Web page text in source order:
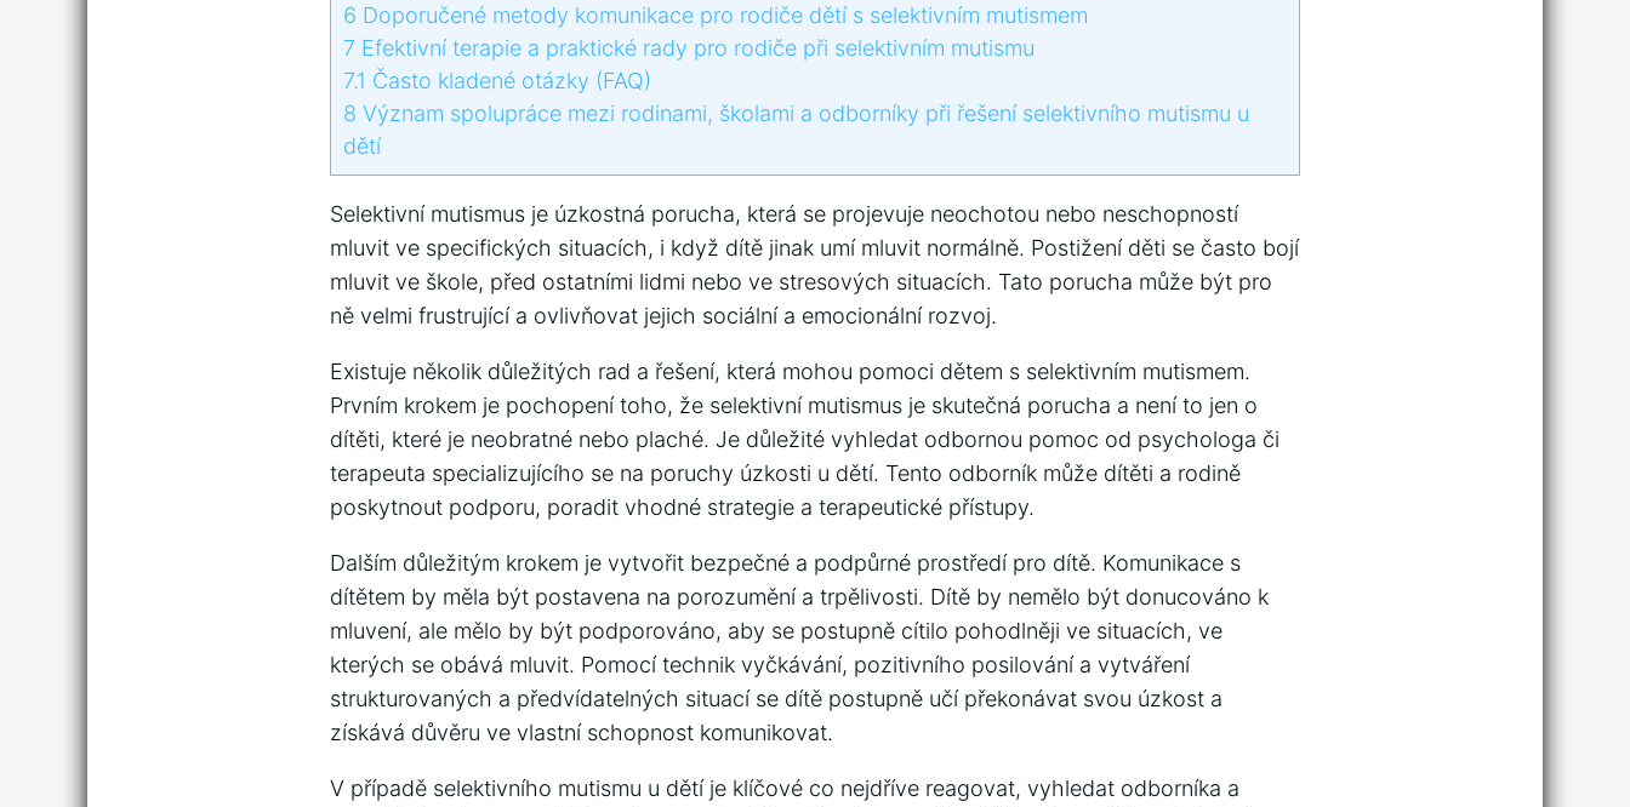
6 Doporučené metody komunikace pro rodiče dětí s selektivním mutismem
7 Efektivní terapie a praktické rady pro rodiče při selektivním mutismu
7.1 Často kladené otázky (FAQ)
8 Význam spolupráce mezi rodinami, školami a odborníky při řešení selektivního mutismu u
dětí
Selektivní mutismus je úzkostná porucha, která se projevuje neochotou nebo neschopností
mluvit ve specifických situacích, i když dítě jinak umí mluvit normálně. Postižení děti se často bojí
mluvit ve škole, před ostatními lidmi nebo ve stresových situacích. Tato porucha může být pro
ně velmi frustrující a ovlivňovat jejich sociální a emocionální rozvoj.
Existuje několik důležitých rad a řešení, která mohou pomoci dětem s selektivním mutismem.
Prvním krokem je pochopení toho, že selektivní mutismus je skutečná porucha a není to jen o
dítěti, které je neobratné nebo plaché. Je důležité vyhledat odbornou pomoc od psychologa či
terapeuta specializujícího se na poruchy úzkosti u dětí. Tento odborník může dítěti a rodině
poskytnout podporu, poradit vhodné strategie a terapeutické přístupy.
Dalším důležitým krokem je vytvořit bezpečné a podpůrné prostředí pro dítě. Komunikace s
dítětem by měla být postavena na porozumění a trpělivosti. Dítě by nemělo být donucováno k
mluvení, ale mělo by být podporováno, aby se postupně cítilo pohodlněji ve situacích, ve
kterých se obává mluvit. Pomocí technik vyčkávání, pozitivního posilování a vytváření
strukturovaných a předvídatelných situací se dítě postupně učí překonávat svou úzkost a
získává důvěru ve vlastní schopnost komunikovat.
V případě selektivního mutismu u dětí je klíčové co nejdříve reagovat, vyhledat odborníka a